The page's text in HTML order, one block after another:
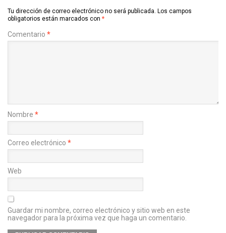
Tu dirección de correo electrónico no será publicada. Los campos
obligatorios están marcados con *
Comentario *
Nombre *
Correo electrónico *
Web
Guardar mi nombre, correo electrónico y sitio web en este
navegador para la próxima vez que haga un comentario.